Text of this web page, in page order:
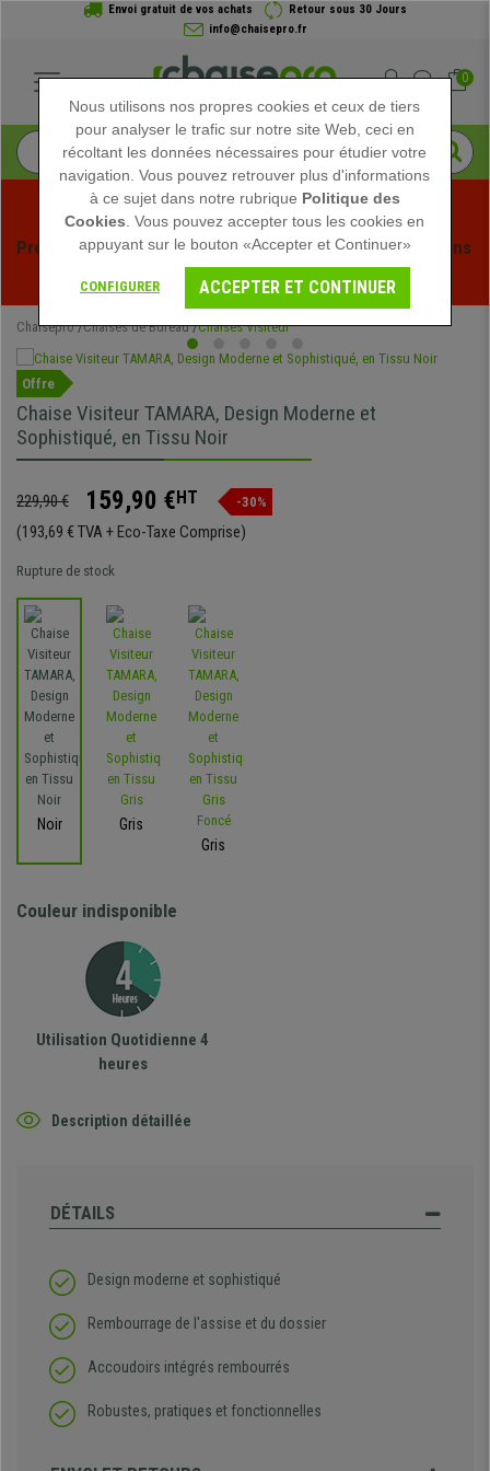
Envoi gratuit de vos achats
Retour sous 30 Jours
info@chaisepro.fr
0
Profitez des soldes d'été chez Chaisepro ! Des réductions
exclusives pour une durée limitée - Voir l'offre
Chaisepro Chaises de Bureau Chaises Visiteur
Offre
Chaise Visiteur TAMARA, Design Moderne et
Sophistiqué, en Tissu Noir
229,90 € 159,90 €HT -30%
(193,69 € TVA + Eco-Taxe Comprise)
Rupture de stock
Noir
Gris
Gris
Couleur indisponible
Utilisation Quotidienne 4
heures
Description détaillée
DÉTAILS
Design moderne et sophistiqué
Rembourrage de l'assise et du dossier
Accoudoirs intégrés rembourrés
Robustes, pratiques et fonctionnelles
Nous utilisons nos propres cookies et ceux de tiers
pour analyser le trafic sur notre site Web, ceci en
récoltant les données nécessaires pour étudier votre
navigation. Vous pouvez retrouver plus d'informations
à ce sujet dans notre rubrique Politique des
Cookies . Vous pouvez accepter tous les cookies en
appuyant sur le bouton «Accepter et Continuer»
CONFIGURER ACCEPTER ET CONTINUER